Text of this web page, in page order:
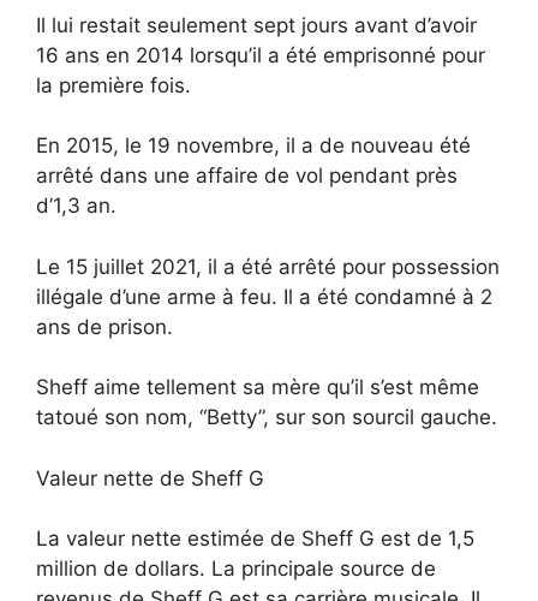
Il lui restait seulement sept jours avant d’avoir
16 ans en 2014 lorsqu’il a été emprisonné pour
la première fois.
En 2015, le 19 novembre, il a de nouveau été
arrêté dans une affaire de vol pendant près
d’1,3 an.
Le 15 juillet 2021, il a été arrêté pour possession
illégale d’une arme à feu. Il a été condamné à 2
ans de prison.
Sheff aime tellement sa mère qu’il s’est même
tatoué son nom, “Betty”, sur son sourcil gauche.
Valeur nette de Sheff G
La valeur nette estimée de Sheff G est de 1,5
million de dollars. La principale source de